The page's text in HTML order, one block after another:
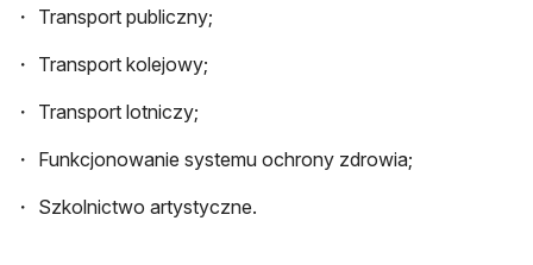
Transport publiczny;
Transport kolejowy;
Transport lotniczy;
Funkcjonowanie systemu ochrony zdrowia;
Szkolnictwo artystyczne.